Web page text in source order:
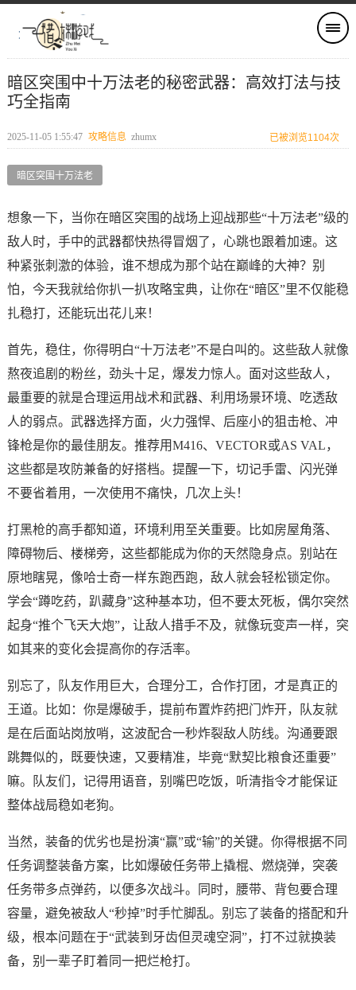
暗区突围中十万法老的秘密武器：高效打法与技
巧全指南
2025-11-05 1:55:47 攻略信息 zhumx 已被浏览1104次
暗区突围十万法老
想象一下，当你在暗区突围的战场上迎战那些“十万法老”级的
敌人时，手中的武器都快热得冒烟了，心跳也跟着加速。这
种紧张刺激的体验，谁不想成为那个站在巅峰的大神？别
怕，今天我就给你扒一扒攻略宝典，让你在“暗区”里不仅能稳
扎稳打，还能玩出花儿来！
首先，稳住，你得明白“十万法老”不是白叫的。这些敌人就像
熬夜追剧的粉丝，劲头十足，爆发力惊人。面对这些敌人，
最重要的就是合理运用战术和武器、利用场景环境、吃透敌
人的弱点。武器选择方面，火力强悍、后座小的狙击枪、冲
锋枪是你的最佳朋友。推荐用M416、VECTOR或AS VAL，
这些都是攻防兼备的好搭档。提醒一下，切记手雷、闪光弹
不要省着用，一次使用不痛快，几次上头！
打黑枪的高手都知道，环境利用至关重要。比如房屋角落、
障碍物后、楼梯旁，这些都能成为你的天然隐身点。别站在
原地瞎晃，像哈士奇一样东跑西跑，敌人就会轻松锁定你。
学会“蹲吃药，趴藏身”这种基本功，但不要太死板，偶尔突然
起身“推个飞天大炮”，让敌人措手不及，就像玩变声一样，突
如其来的变化会提高你的存活率。
别忘了，队友作用巨大，合理分工，合作打团，才是真正的
王道。比如：你是爆破手，提前布置炸药把门炸开，队友就
是在后面站岗放哨，这波配合一秒炸裂敌人防线。沟通要跟
跳舞似的，既要快速，又要精准，毕竟“默契比粮食还重要”
嘛。队友们，记得用语音，别嘴巴吃饭，听清指令才能保证
整体战局稳如老狗。
当然，装备的优劣也是扮演“赢”或“输”的关键。你得根据不同
任务调整装备方案，比如爆破任务带上撬棍、燃烧弹，突袭
任务带多点弹药，以便多次战斗。同时，腰带、背包要合理
容量，避免被敌人“秒掉”时手忙脚乱。别忘了装备的搭配和升
级，根本问题在于“武装到牙齿但灵魂空洞”，打不过就换装
备，别一辈子盯着同一把烂枪打。